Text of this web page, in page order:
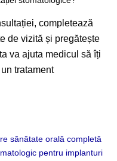
completează
de vizită și pregătește
va ajuta medicul să îți
tratament
sănătate orală completă
pentru implanturi